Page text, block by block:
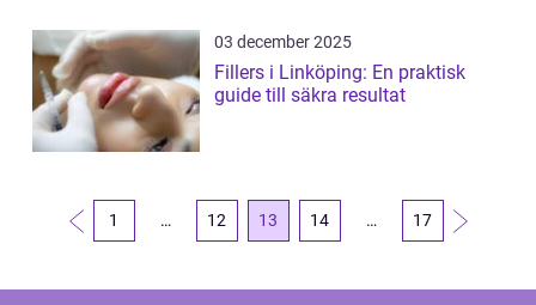
03 december 2025
Fillers i Linköping: En praktisk
guide till säkra resultat
1 … 12 13 14 … 17